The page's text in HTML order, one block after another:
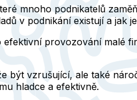
mnoho podnikatelů
v podnikání existují a jak
provozování malé
být vzrušující, ale také
hladce a efektivně.